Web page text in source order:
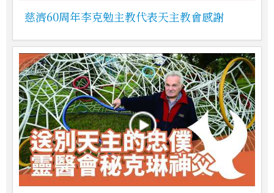
慈濟60周年李克勉主教代表天主教會感謝